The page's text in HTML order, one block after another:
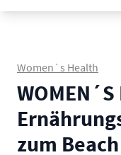
Women`s Health
WOMEN´S
zum